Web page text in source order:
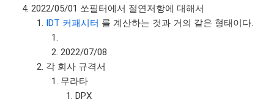
2022/05/01 쏘필터에서 절연저항에 대해서
IDT 커패시터 를 계산하는 것과 거의 같은 형태이다.
2022/07/08
각 회사 규격서
무라타
DPX